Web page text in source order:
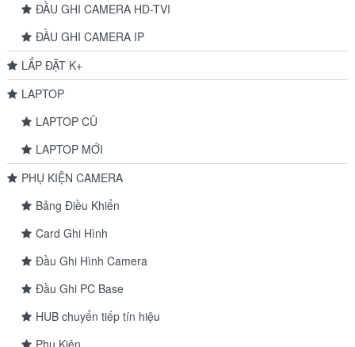
ĐẦU GHI CAMERA HD-TVI
ĐẦU GHI CAMERA IP
LẮP ĐẶT K+
LAPTOP
LAPTOP CŨ
LAPTOP MỚI
PHỤ KIỆN CAMERA
Bảng Điều Khiển
Card Ghi Hình
Đầu Ghi Hình Camera
Đầu Ghi PC Base
HUB chuyển tiếp tín hiệu
Phụ Kiện